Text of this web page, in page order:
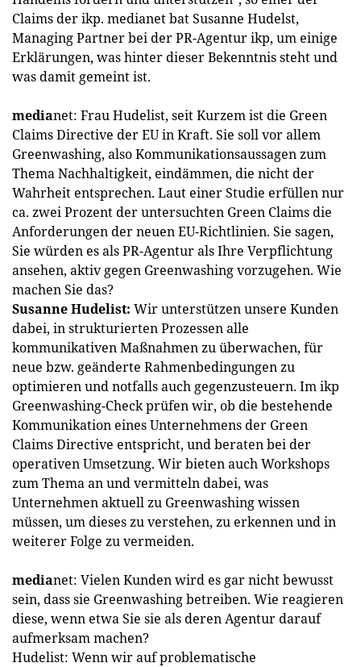
Claims der ikp. medianet bat Susanne Hudelst,
Managing Partner bei der PR-Agentur ikp, um einige
Erklärungen, was hinter dieser Bekenntnis steht und
was damit gemeint ist.
medianet: Frau Hudelist, seit Kurzem ist die Green
Claims Directive der EU in Kraft. Sie soll vor allem
Greenwashing, also Kommunikationsaussagen zum
Thema Nachhaltigkeit, eindämmen, die nicht der
Wahrheit entsprechen. Laut einer Studie erfüllen nur
ca. zwei Prozent der untersuchten Green Claims die
Anforderungen der neuen EU-Richtlinien. Sie sagen,
Sie würden es als PR-Agentur als Ihre Verpflichtung
ansehen, aktiv gegen Greenwashing vorzugehen. Wie
machen Sie das?
Susanne Hudelist: Wir unterstützen unsere Kunden
dabei, in strukturierten Prozessen alle
kommunikativen Maßnahmen zu überwachen, für
neue bzw. geänderte Rahmenbedingungen zu
optimieren und notfalls auch gegenzusteuern. Im ikp
Greenwashing-Check prüfen wir, ob die bestehende
Kommunikation eines Unternehmens der Green
Claims Directive entspricht, und beraten bei der
operativen Umsetzung. Wir bieten auch Workshops
zum Thema an und vermitteln dabei, was
Unternehmen aktuell zu Greenwashing wissen
müssen, um dieses zu verstehen, zu erkennen und in
weiterer Folge zu vermeiden.
medianet: Vielen Kunden wird es gar nicht bewusst
sein, dass sie Greenwashing betreiben. Wie reagieren
diese, wenn etwa Sie sie als deren Agentur darauf
aufmerksam machen?
Hudelist: Wenn wir auf problematische